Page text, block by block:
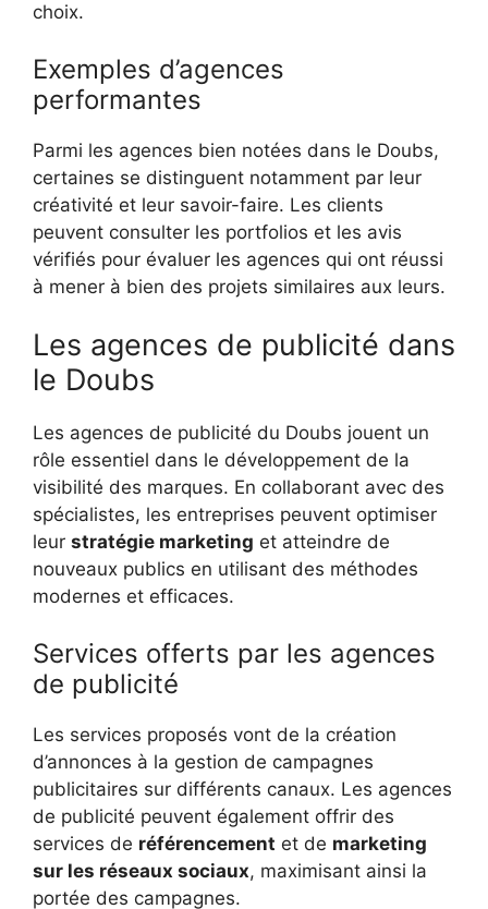
choix.
Exemples d’agences
performantes
Parmi les agences bien notées dans le Doubs,
certaines se distinguent notamment par leur
créativité et leur savoir-faire. Les clients
peuvent consulter les portfolios et les avis
vérifiés pour évaluer les agences qui ont réussi
à mener à bien des projets similaires aux leurs.
Les agences de publicité dans
le Doubs
Les agences de publicité du Doubs jouent un
rôle essentiel dans le développement de la
visibilité des marques. En collaborant avec des
spécialistes, les entreprises peuvent optimiser
leur stratégie marketing et atteindre de
nouveaux publics en utilisant des méthodes
modernes et efficaces.
Services offerts par les agences
de publicité
Les services proposés vont de la création
d’annonces à la gestion de campagnes
publicitaires sur différents canaux. Les agences
de publicité peuvent également offrir des
services de référencement et de marketing
sur les réseaux sociaux, maximisant ainsi la
portée des campagnes.